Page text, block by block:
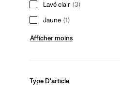
Lavé clair (3)
Jaune (1)
Afficher moins
Type D'article